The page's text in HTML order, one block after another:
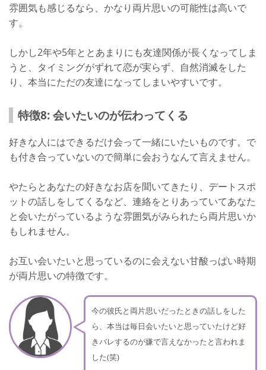
雰囲気も感じるなら、かなり両片思いの可能性は高いで
す。
しかし2年や5年ととあまりにも友達関係が長くなってしま
うと、タイミングがずれて恋が実らず、自然消滅をした
り、本当にただの友達になってしまいやすいです。
特徴8: 会いたいのが伝わってくる
好きな人にはできるだけ会って一緒にいたいものです。で
も付き合っていないので簡単に会おうなんて言えません。
やたらとあなたの好きなお店を聞いてきたり、デートスポ
ットの話しをしてくるなど、連絡をとりあっていてあなた
と会いたがっているような雰囲気がみられたら両片思いか
もしれません。
お互い会いたいと思っているのに会えない甘酸っぱい時期
が両片思いの特徴です。
今の彼氏と両片思いだったときの話しをした
ら、本当は毎日会いたいと思っていたけど好
きバレするのが嫌で言えなかったと言われま
した(笑)